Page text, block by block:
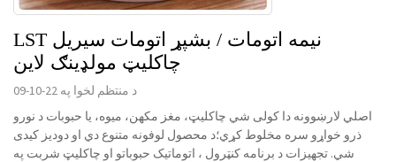
LST نیمه اتومات / بشپړ اتومات سیریل
چاکلیټ مولډینګ لاین
د منتظم لخوا په 22-10-09
اصلي لارښوونه دا کولی شي چاکلیټ، مغز مکھن، میوه، یا حبوبات د نورو
ذرو خواړو سره مخلوط کړي؛د محصول لوفونه متنوع دي او دودیز کیدی
شي. تجهیزات د برنامه کنټرول ، اتوماتیک حبوباتو او چاکلیټ شربت په